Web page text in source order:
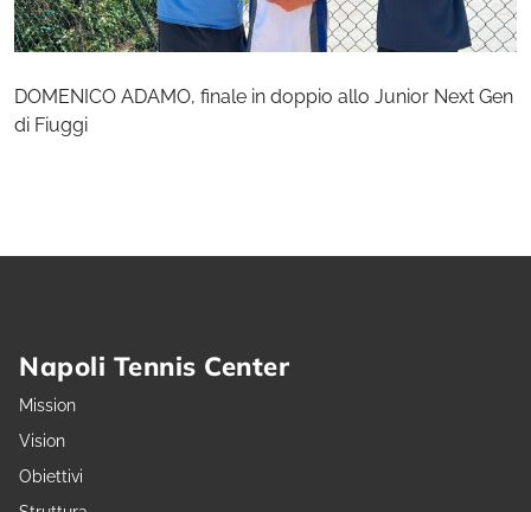
DOMENICO ADAMO, finale in doppio allo Junior Next Gen
di Fiuggi
Napoli Tennis Center
Mission
Vision
Obiettivi